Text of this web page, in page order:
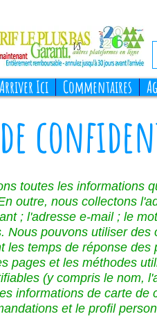
Arriver Ici Commentaires
toutes les informations
outre, nous collectons
; l'adresse e-mail ; le
Nous pouvons utiliser
les temps de réponse
pages et les méthodes
(y compris le nom,
informations de carte
et le profil